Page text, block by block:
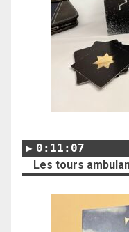
0:11:07
Les tours